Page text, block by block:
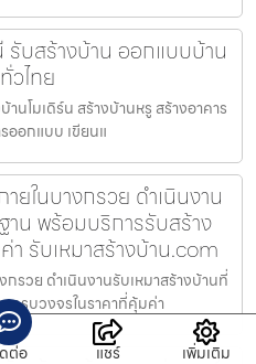
รับสร้างบ้าน ออกแบบบ้าน
วไทย
นโมเดิร์น สร้างบ้านหรู สร้างอาคาร
ออกแบบ เขียนแ
ยในบางกรวย ดำเนินงาน
าน พร้อมบริการรับสร้าง
รับเหมาสร้างบ้าน.com
รวย ดำเนินงานรับเหมาสร้างบ้านที่
ครบวงจรในราคาที่คุ้มค่า
ต่อ แชร์ เพิ่มเติม